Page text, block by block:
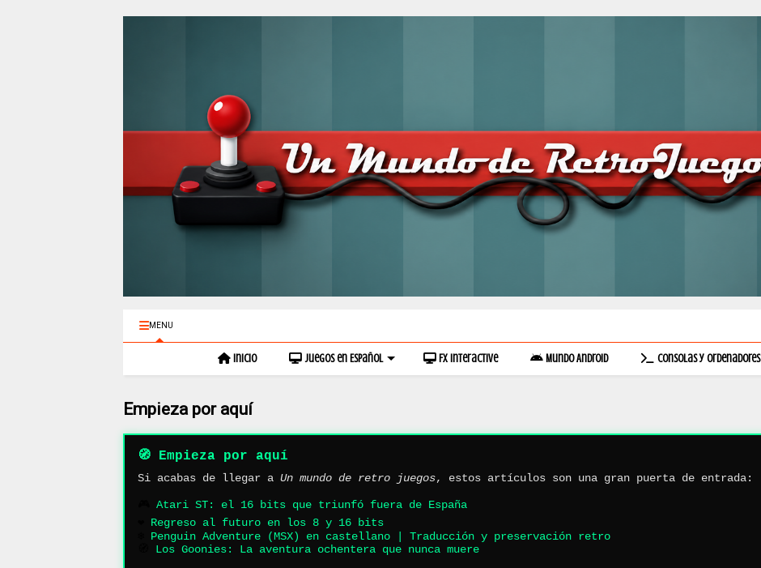
MENU
Inicio Juegos en Español Fx Interactive Mundo Android Consolas y Ordenadores
Empieza por aquí
🧭 Empieza por aquí
Si acabas de llegar a Un mundo de retro juegos, estos artículos son una gran puerta de entrada:
Atari ST: el 16 bits que triunfó fuera de España
Regreso al futuro en los 8 y 16 bits
Penguin Adventure (MSX) en castellano | Traducción y preservación retro
Los Goonies: La aventura ochentera que nunca muere